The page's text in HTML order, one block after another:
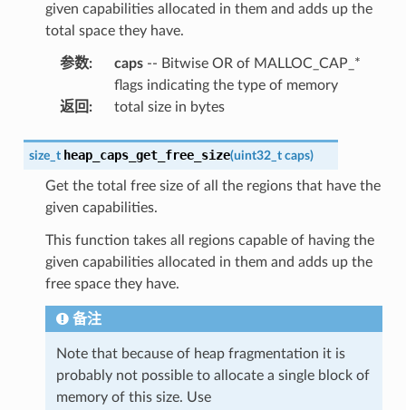
given capabilities allocated in them and adds up the
total space they have.
参数: caps-- Bitwise OR of MALLOC_CAP_*
flags indicating the type of memory
返回 : total size in bytes
size_t heap_caps_get_free_size(uint32_t caps)
Get the total free size of all the regions that have the
given capabilities.
This function takes all regions capable of having the
given capabilities allocated in them and adds up the
free space they have.
备注
Note that because of heap fragmentation it is
probably not possible to allocate a single block of
memory of this size. Use